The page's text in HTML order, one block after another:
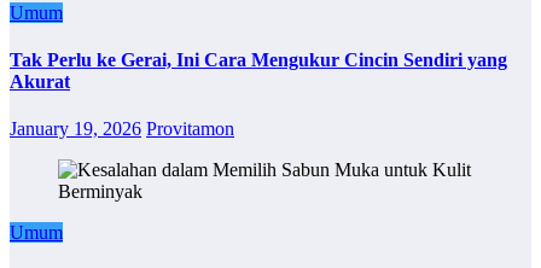
Umum
Tak Perlu ke Gerai, Ini Cara Mengukur Cincin Sendiri yang
Akurat
January 19, 2026 Provitamon
Umum